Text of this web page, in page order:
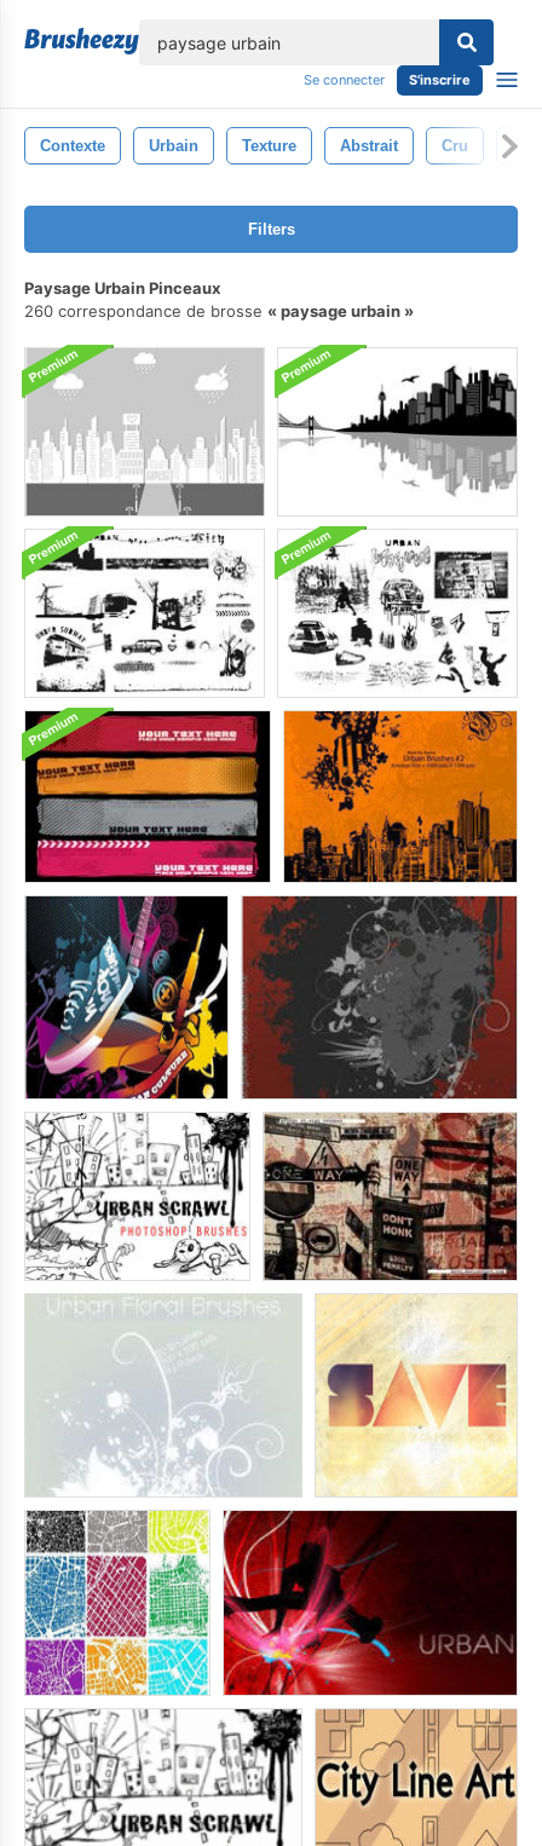
Se connecter S'inscrire
Contexte Urbain Texture Abstrait Cru
Filters
Paysage Urbain Pinceaux
260 correspondance de brosse
paysage urbain